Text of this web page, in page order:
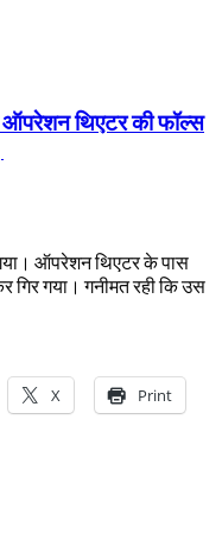
ऑपरेशन थिएटर की फॉल्स
ऑपरेशन थिएटर के पास
गिर गया। गनीमत रही कि उस
X Print